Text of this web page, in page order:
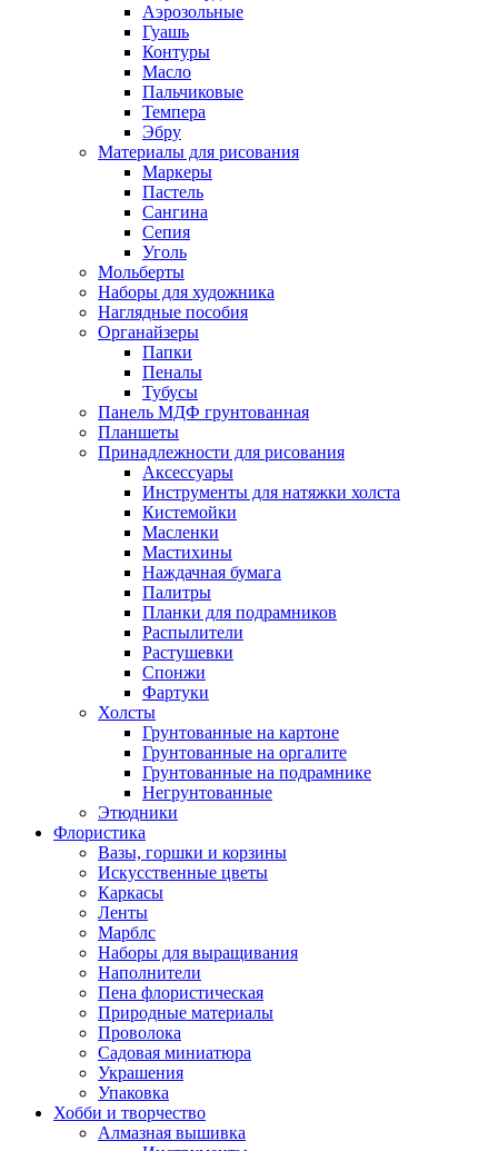
Аэрозольные
Гуашь
Контуры
Масло
Пальчиковые
Темпера
Эбру
Материалы для рисования
Маркеры
Пастель
Сангина
Сепия
Уголь
Мольберты
Наборы для художника
Наглядные пособия
Органайзеры
Папки
Пеналы
Тубусы
Панель МДФ грунтованная
Планшеты
Принадлежности для рисования
Аксессуары
Инструменты для натяжки холста
Кистемойки
Масленки
Мастихины
Наждачная бумага
Палитры
Планки для подрамников
Распылители
Растушевки
Спонжи
Фартуки
Холсты
Грунтованные на картоне
Грунтованные на оргалите
Грунтованные на подрамнике
Негрунтованные
Этюдники
Флористика
Вазы, горшки и корзины
Искусственные цветы
Каркасы
Ленты
Марблс
Наборы для выращивания
Наполнители
Пена флористическая
Природные материалы
Проволока
Садовая миниатюра
Украшения
Упаковка
Хобби и творчество
Алмазная вышивка